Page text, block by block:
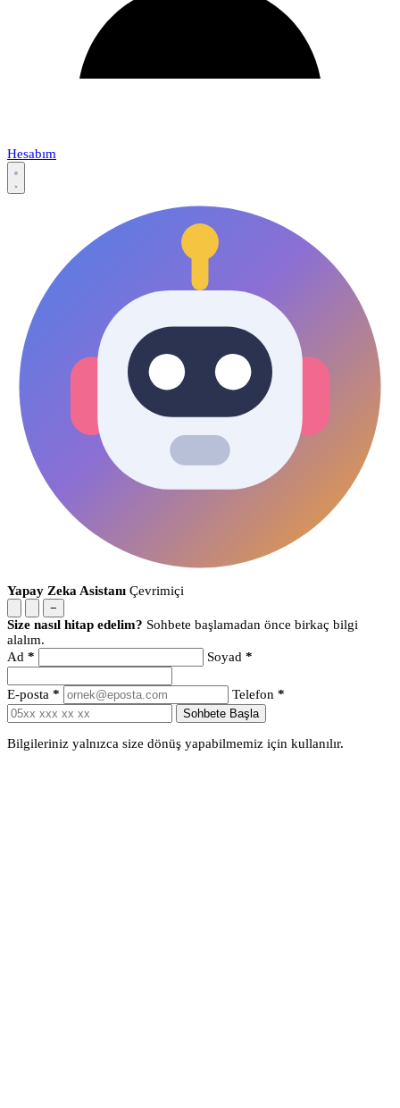
Hesabım
Yapay Zeka Asistanı Çevrimiçi
−
Size nasıl hitap edelim? Sohbete başlamadan önce birkaç bilgi
alalım.
Ad * Soyad *
E-posta * Telefon *
Sohbete Başla
Bilgileriniz yalnızca size dönüş yapabilmemiz için kullanılır.